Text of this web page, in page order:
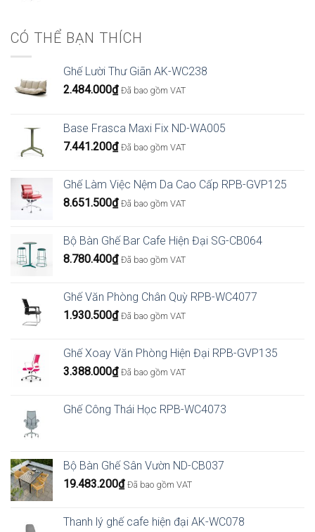
CÓ THỂ BẠN THÍCH
Ghế Lười Thư Giãn AK-WC238
2.484.000₫ Đã bao gồm VAT
Base Frasca Maxi Fix ND-WA005
7.441.200₫ Đã bao gồm VAT
Ghế Làm Việc Nệm Da Cao Cấp RPB-GVP125
8.651.500₫ Đã bao gồm VAT
Bộ Bàn Ghế Bar Cafe Hiện Đại SG-CB064
8.780.400₫ Đã bao gồm VAT
Ghế Văn Phòng Chân Quỳ RPB-WC4077
1.930.500₫ Đã bao gồm VAT
Ghế Xoay Văn Phòng Hiện Đại RPB-GVP135
3.388.000₫ Đã bao gồm VAT
Ghế Công Thái Học RPB-WC4073
Bộ Bàn Ghế Sân Vườn ND-CB037
19.483.200₫ Đã bao gồm VAT
Thanh lý ghế cafe hiện đại AK-WC078